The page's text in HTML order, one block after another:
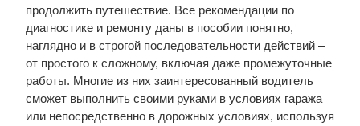
продолжить путешествие. Все рекомендации по
диагностике и ремонту даны в пособии понятно,
наглядно и в строгой последовательности действий –
от простого к сложному, включая даже промежуточные
работы. Многие из них заинтересованный водитель
сможет выполнить своими руками в условиях гаража
или непосредственно в дорожных условиях, используя